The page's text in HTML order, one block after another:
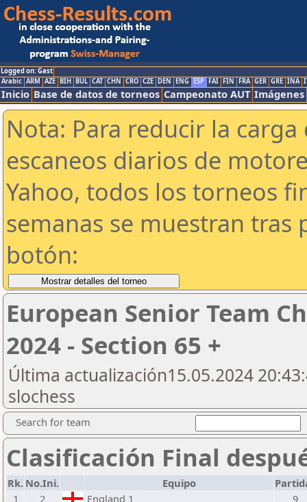
Logged on: Gast
Arabic ARM AZE BIH BUL CAT CHN CRO CZE DEN ENG ESP FAI FIN FRA GER GRE INA
Inicio Base de datos de torneos Campeonato AUT Imágenes
Nota: Para reducir la
escaneos diarios de
Yahoo, todos los torneos
semanas se muestran tras
botón:
European Senior Team
2024 - Section 65 +
Última actualización15.05.2024
slochess
Search for team
Clasificación Final
Rk. No.Ini. Equipo
1
2 England 1
9